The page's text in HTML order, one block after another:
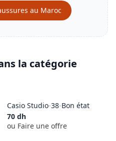
au Maroc
la catégorie
Casio Studio-38-Bon état
70 dh
ou Faire une offre